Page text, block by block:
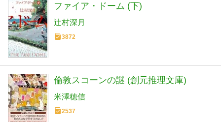
ファイア・ドーム (下)
辻村深月
3872
倫敦スコーンの謎 (創元推理文庫)
米澤穂信
2537